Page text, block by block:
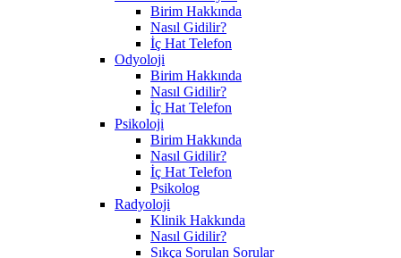
Birim Hakkında
Nasıl Gidilir?
İç Hat Telefon
Odyoloji
Birim Hakkında
Nasıl Gidilir?
İç Hat Telefon
Psikoloji
Birim Hakkında
Nasıl Gidilir?
İç Hat Telefon
Psikolog
Radyoloji
Klinik Hakkında
Nasıl Gidilir?
Sıkça Sorulan Sorular